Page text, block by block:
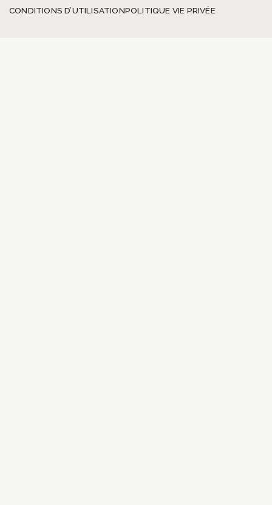
CONDITIONS D’UTILISATIONPOLITIQUE VIE PRIVÉE